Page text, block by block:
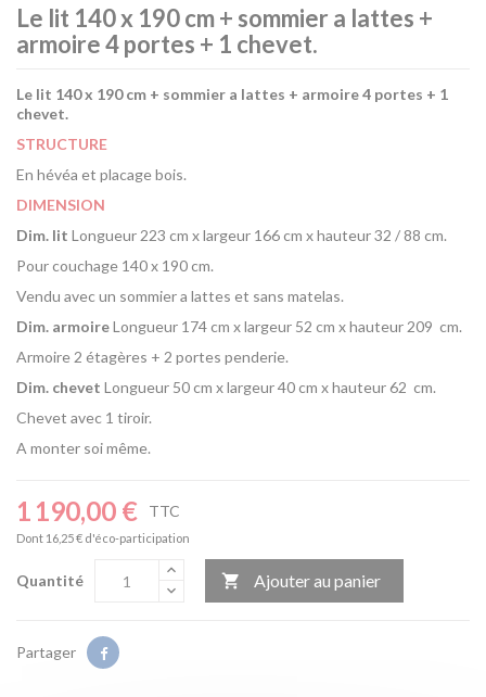
Le lit 140 x 190 cm + sommier a lattes +
armoire 4 portes + 1 chevet.
Le lit 140 x 190 cm + sommier a lattes + armoire 4 portes + 1
chevet.
STRUCTURE
En hévéa et placage bois.
DIMENSION
Dim. lit Longueur 223 cm x largeur 166 cm x hauteur 32 / 88 cm.
Pour couchage 140 x 190 cm.
Vendu avec un sommier a lattes et sans matelas.
Dim. armoireLongueur 174 cm x largeur 52 cm x hauteur 209 cm.
Armoire 2 étagères + 2 portes penderie.
Dim. chevet Longueur 50 cm x largeur 40 cm x hauteur 62 cm.
Chevet avec 1 tiroir.
A monter soi même.
1 190,00 € TTC
Dont 16,25 € d'éco-participation
Quantité  Ajouter au panier
Partager